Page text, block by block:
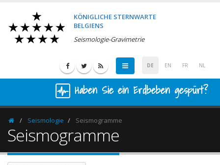
KÖNIGLICHE STERNWARTE
BELGIENS
Seismologie-Gravimetrie
DE EN FR NL
Haben Sie ein Erdbeben gespürt?
HomepageSeismologie Seismogramme
Seismogramme